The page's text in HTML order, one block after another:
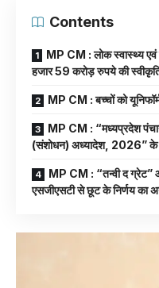
Contents
MP CM : लोक स्वास्थ्य एवं
हजार 59 करोड़ रुपये की
MP CM : बच्चों को
MP CM : “मध्यप्रदेश
(संशोधन) अध्यादेश, 2026” के
MP CM : “तन्वी द
एसजीएसटी से छूट के निर्णय का